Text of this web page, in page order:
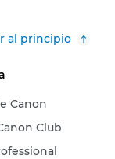
al principio
Canon
Club